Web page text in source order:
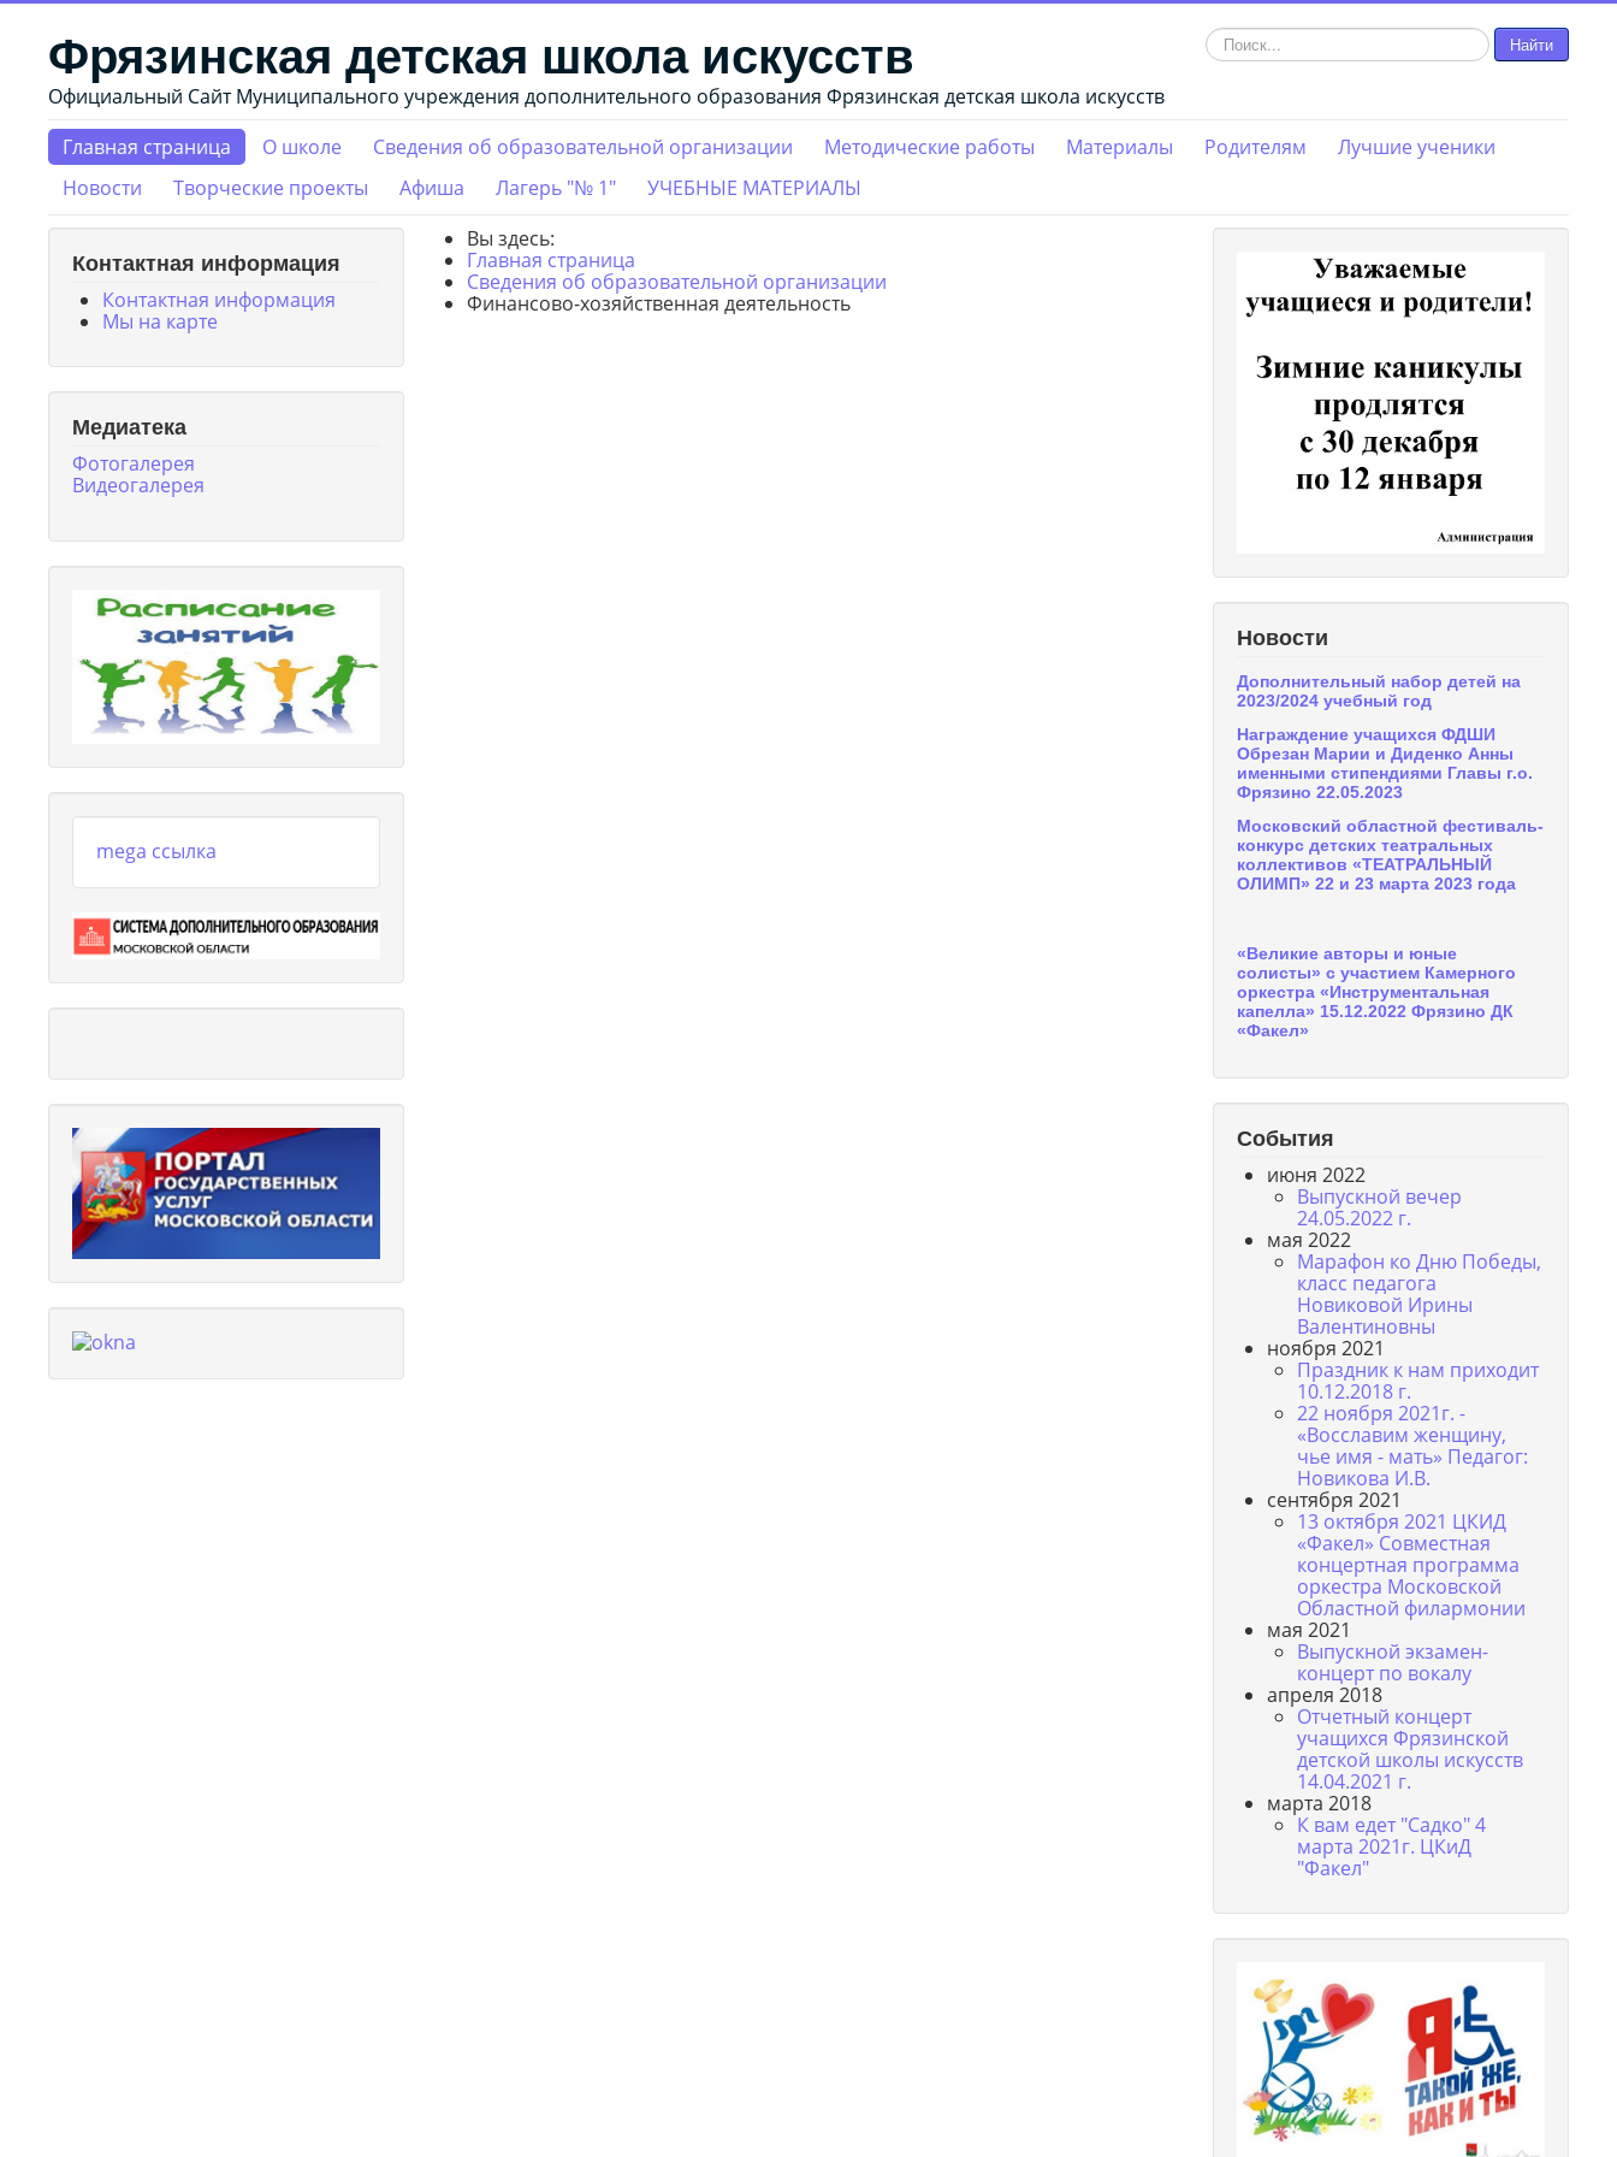
Фрязинская детская школа искусств
Официальный Сайт Муниципального учреждения дополнительного образования Фрязинская детская школа искусств
Искать... Найти
Главная страница О школе Сведения об образовательной организации Методические работы Материалы Родителям
Лучшие ученики
Новости
Творческие проекты Афиша Лагерь "№ 1" УЧЕБНЫЕ МАТЕРИАЛЫ
Контактная информация
Контактная информация
Мы на карте
Медиатека
Фотогалерея
Видеогалерея
mega ссылка
Вы здесь:
Главная страница
Сведения об образовательной организации
Финансово-хозяйственная деятельность
Новости
Дополнительный набор детей на
2023/2024 учебный год
Награждение учащихся ФДШИ
Обрезан Марии и Диденко Анны
именными стипендиями Главы г.о.
Фрязино 22.05.2023
Московский областной фестиваль-
конкурс детских театральных
коллективов «ТЕАТРАЛЬНЫЙ
ОЛИМП» 22 и 23 марта 2023 года
«Великие авторы и юные
солисты» с участием Камерного
оркестра «Инструментальная
капелла» 15.12.2022 Фрязино ДК
«Факел»
События
июня 2022
Выпускной вечер
24.05.2022 г.
мая 2022
Марафон ко Дню Победы,
класс педагога
Новиковой Ирины
Валентиновны
ноября 2021
Праздник к нам приходит
10.12.2018 г.
22 ноября 2021г. -
«Восславим женщину,
чье имя - мать» Педагог:
Новикова И.В.
сентября 2021
13 октября 2021 ЦКИД
«Факел» Совместная
концертная программа
оркестра Московской
Областной филармонии
мая 2021
Выпускной экзамен-
концерт по вокалу
апреля 2018
Отчетный концерт
учащихся Фрязинской
детской школы искусств
14.04.2021 г.
марта 2018
К вам едет "Садко" 4
марта 2021г. ЦКиД
"Факел"